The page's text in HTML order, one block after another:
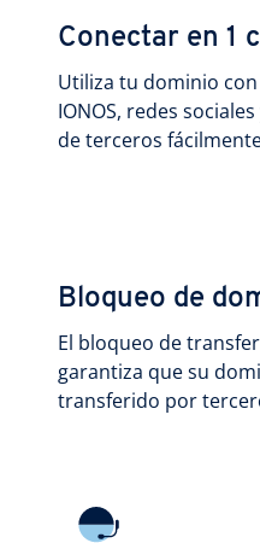
Conectar en 1
Utiliza tu dominio
IONOS, redes
de terceros
Bloqueo de
El bloqueo de
garantiza que su
transferido por